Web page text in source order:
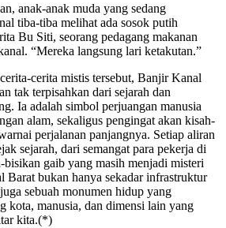
anak-anak muda yang sedang
tiba-tiba melihat ada sosok putih
Bu Siti, seorang pedagang makanan
“Mereka langsung lari ketakutan.”
cerita mistis tersebut, Banjir Kanal
tak terpisahkan dari sejarah dan
Ia adalah simbol perjuangan manusia
alam, sekaligus pengingat akan kisah-
perjalanan panjangnya. Setiap aliran
sejarah, dari semangat para pekerja di
gaib yang masih menjadi misteri
bukan hanya sekadar infrastruktur
sebuah monumen hidup yang
kota, manusia, dan dimensi lain yang
kita.(*)